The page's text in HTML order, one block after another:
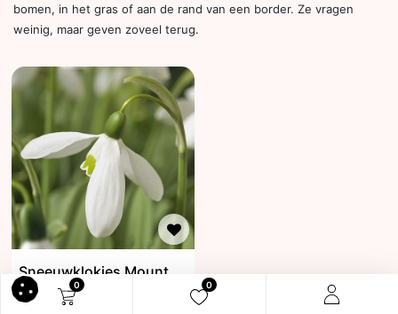
0 0
bomen, in het gras of aan de rand van een border. Ze vragen
weinig, maar geven zoveel terug.